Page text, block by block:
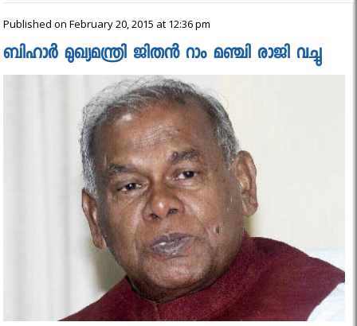
Published on February 20, 2015 at 12:36 pm
ബിഹാർ മുഖ്യമന്ത്രി ജിതൻ റാം മഞ്ചി രാജി വച്ചു